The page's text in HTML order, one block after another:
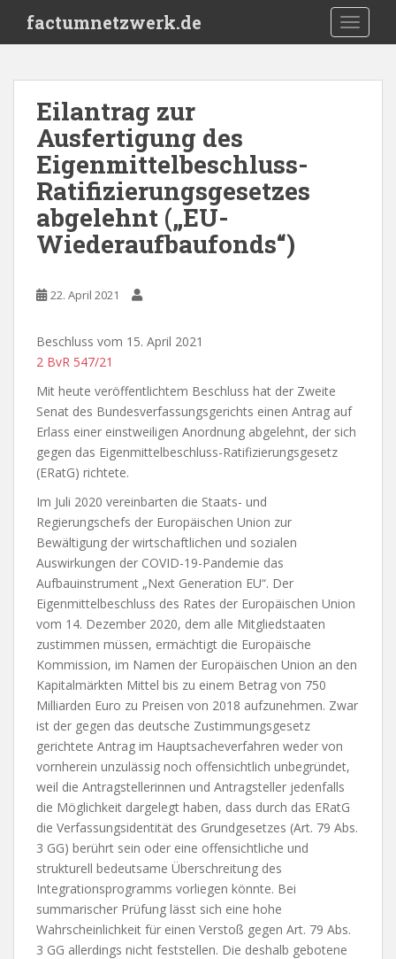
i
factumnetzwerk.de
Eilantrag zur
Ausfertigung des
Eigenmittelbeschluss-
Ratifizierungsgesetzes
abgelehnt („EU-
Wiederaufbaufonds“)
22. April 2021
Beschluss vom 15. April 2021
2 BvR 547/21
Mit heute veröffentlichtem Beschluss hat der Zweite
Senat des Bundesverfassungsgerichts einen Antrag auf
Erlass einer einstweiligen Anordnung abgelehnt, der sich
gegen das Eigenmittelbeschluss-Ratifizierungsgesetz
(ERatG) richtete.
Im Juli 2020 vereinbarten die Staats- und
Regierungschefs der Europäischen Union zur
Bewältigung der wirtschaftlichen und sozialen
Auswirkungen der COVID-19-Pandemie das
Aufbauinstrument „Next Generation EU“. Der
Eigenmittelbeschluss des Rates der Europäischen Union
vom 14. Dezember 2020, dem alle Mitgliedstaaten
zustimmen müssen, ermächtigt die Europäische
Kommission, im Namen der Europäischen Union an den
Kapitalmärkten Mittel bis zu einem Betrag von 750
Milliarden Euro zu Preisen von 2018 aufzunehmen. Zwar
ist der gegen das deutsche Zustimmungsgesetz
gerichtete Antrag im Hauptsacheverfahren weder von
vornherein unzulässig noch offensichtlich unbegründet,
weil die Antragstellerinnen und Antragsteller jedenfalls
die Möglichkeit dargelegt haben, dass durch das ERatG
die Verfassungsidentität des Grundgesetzes (Art. 79 Abs.
3 GG) berührt sein oder eine offensichtliche und
strukturell bedeutsame Überschreitung des
Integrationsprogramms vorliegen könnte. Bei
summarischer Prüfung lässt sich eine hohe
Wahrscheinlichkeit für einen Verstoß gegen Art. 79 Abs.
3 GG allerdings nicht feststellen. Die deshalb gebotene